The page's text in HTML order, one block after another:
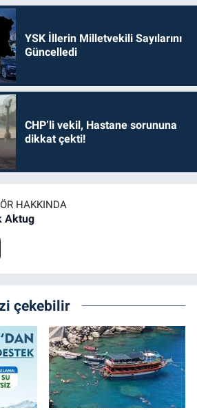
YSK İllerin Milletvekili Sayılarını
Güncelledi
CHP’li vekil, Hastane sorununa
dikkat çekti!
HAKKINDA
Aktug
çekebilir